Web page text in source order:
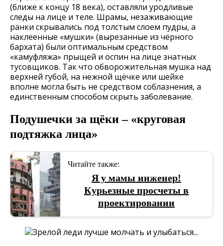
(ближе к концу 18 века), оставляли уродливые
следы на лице и теле. Шрамы, незаживающие
ранки скрывались под толстым слоем пудры, а
наклеенные «мушки» (вырезанные из чёрного
бархата) были оптимальным средством
«камуфляжа» прыщей и оспин на лице знатных
тусовщиков. Так что обворожительная мушка над
верхней губой, на нежной щёчке или шейке
вполне могла быть не средством соблазнения, а
единственным способом скрыть заболевание.
Подушечки за щёки – «круговая
подтяжка лица»
Читайте также:
Я у мамы инженер!
Курьезные просчеты в
проектировании